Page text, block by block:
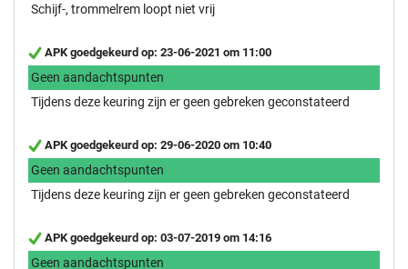
Schijf-, trommelrem loopt niet vrij
APK goedgekeurd op: 23-06-2021 om 11:00
Geen aandachtspunten
Tijdens deze keuring zijn er geen gebreken geconstateerd
APK goedgekeurd op: 29-06-2020 om 10:40
Geen aandachtspunten
Tijdens deze keuring zijn er geen gebreken geconstateerd
APK goedgekeurd op: 03-07-2019 om 14:16
Geen aandachtspunten